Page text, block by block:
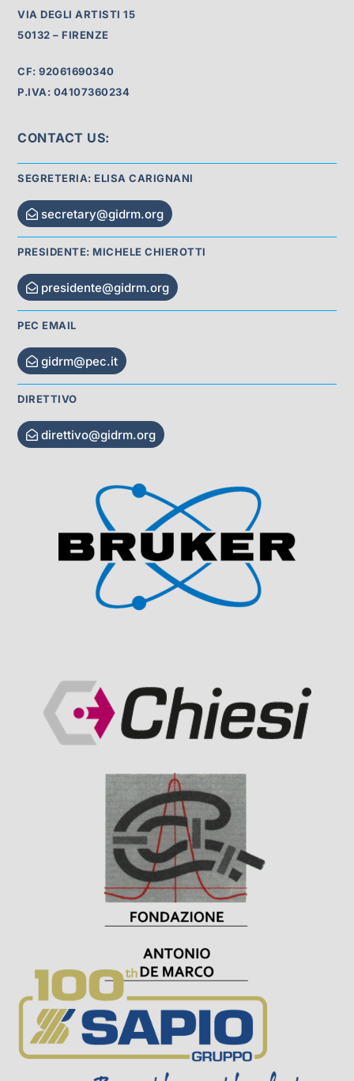
VIA DEGLI ARTISTI 15
50132 – FIRENZE
CF: 92061690340
P.IVA: 04107360234
CONTACT US:
SEGRETERIA: ELISA CARIGNANI
secretary@gidrm.org
PRESIDENTE: MICHELE CHIEROTTI
presidente@gidrm.org
PEC EMAIL
gidrm@pec.it
DIRETTIVO
direttivo@gidrm.org
Visit Sponsor Page
Visit Sponsor Page
Visit Sponsor Page
Visit Sponsor Page